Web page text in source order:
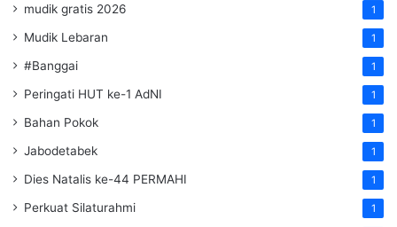
mudik gratis 2026 1
Mudik Lebaran 1
#Banggai 1
Peringati HUT ke-1 AdNI 1
Bahan Pokok 1
Jabodetabek 1
Dies Natalis ke-44 PERMAHI 1
Perkuat Silaturahmi 1